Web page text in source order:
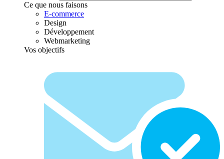
Ce que nous faisons
E-commerce
Design
Développement
Webmarketing
Vos objectifs